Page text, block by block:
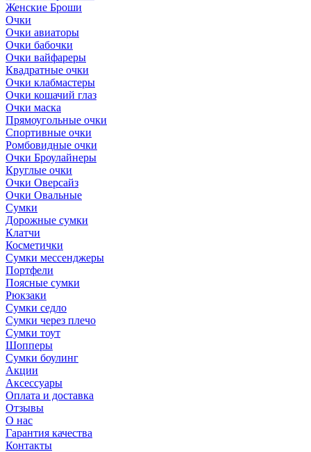
Женские Броши
Очки
Очки авиаторы
Очки бабочки
Очки вайфареры
Квадратные очки
Очки клабмастеры
Очки кошачий глаз
Очки маска
Прямоугольные очки
Спортивные очки
Ромбовидные очки
Очки Броулайнеры
Круглые очки
Очки Оверсайз
Очки Овальные
Сумки
Дорожные сумки
Клатчи
Косметички
Сумки мессенджеры
Портфели
Поясные сумки
Рюкзаки
Сумки седло
Сумки через плечо
Сумки тоут
Шопперы
Сумки боулинг
Акции
Аксессуары
Оплата и доставка
Отзывы
О нас
Гарантия качества
Контакты